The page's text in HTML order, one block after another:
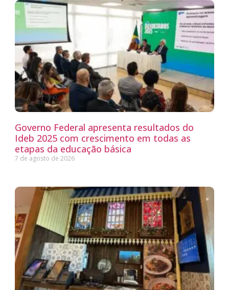
Governo Federal apresenta resultados do
Ideb 2025 com crescimento em todas as
etapas da educação básica
7 de agosto de 2026